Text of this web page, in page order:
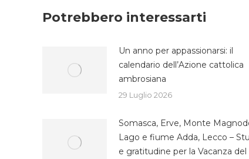
Potrebbero interessarti
Un anno per appassionarsi: il
calendario dell’Azione cattolica
ambrosiana
29 Luglio 2026
Somasca, Erve, Monte
Lago e fiume Adda, Lecco –
e gratitudine per la Vacanza del